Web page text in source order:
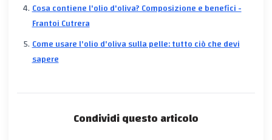
Cosa contiene l'olio d'oliva? Composizione e benefici -
Frantoi Cutrera
Come usare l'olio d'oliva sulla pelle: tutto ciò che devi
sapere
Condividi questo articolo